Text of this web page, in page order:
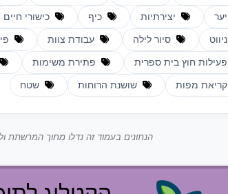
יער יצירתיות כיף כישורי חיים
ניווט סיור לילה עבודת צוות
פעילות חוץ בית ספרית פתירת משימות
קריאת מפות שושנת הרוחות שטח
הנתונים בעמוד זה נדלו מתוך המרשתת